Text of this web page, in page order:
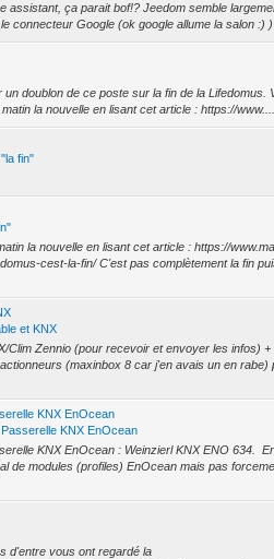
assistant, ça parait bof!? Jeedom semble
connecteur Google (ok google allume la salon :)
doublon de ce poste sur la fin de la Lifedomus.
la nouvelle en lisant cet article : https://www....
fin"
la nouvelle en lisant cet article : https://
cest-la-fin/ C'est pas complètement la fin
et KNX
Clim Zennio (pour recevoir et envoyer les infos)
(maxinbox 8 car j'en avais un en rabe)
KNX EnOcean
KNX EnOcean
KNX EnOcean : Weinzierl KNX ENO 634.
de modules (profiles) EnOcean mais pas
d'entre vous ont regardé la